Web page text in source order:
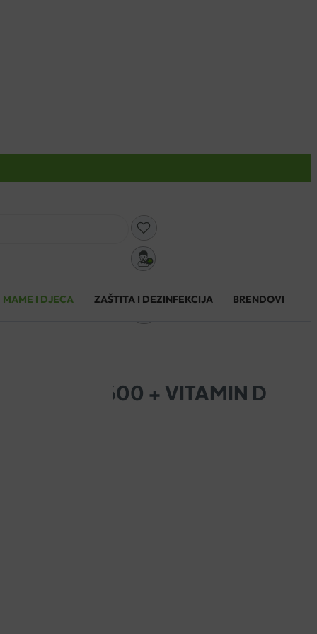
MAME I DJECA ZAŠTITA I DEZINFEKCIJA BRENDOVI
KALCIJ 600 + VITAMIN D